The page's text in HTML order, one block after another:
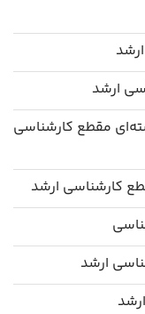
ارشد
مقطع کارشناسی
کارشناسی ارشد
ارشد